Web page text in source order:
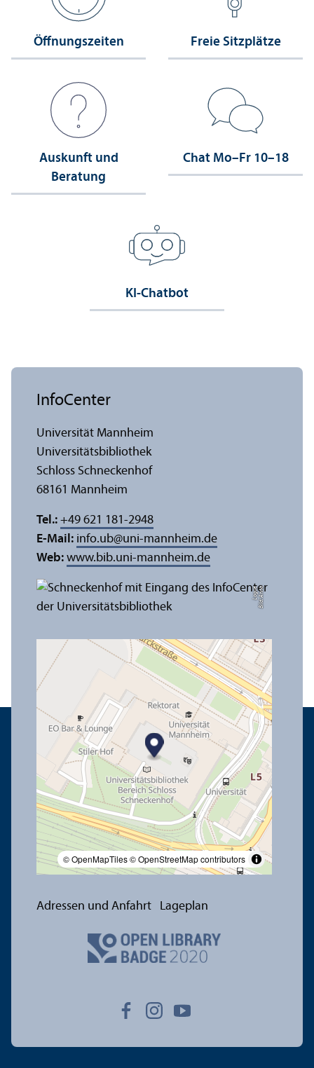
Öffnungs­zeiten Freie Sitzplätze
Auskunft und
Beratung
Chat Mo–Fr 10–18
KI-Chatbot
Bil
d:
A
n
n
a
L
o
g
u
e
© OpenMapTiles© OpenStreetMap contributors
InfoCenter
Universität Mannheim
Universitäts­bibliothek
Schloss Schneckenhof
68161 Mannheim
Tel.: +49 621 181-2948
E-Mail: info.ub@uni-mannheim.de
Web: www.bib.uni-mannheim.de
Adressen und Anfahrt Lageplan